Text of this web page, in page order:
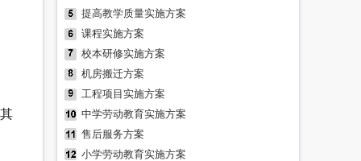
提高教学质量实施方案
课程实施方案
校本研修实施方案
机房搬迁方案
工程项目实施方案
中学劳动教育实施方案
售后服务方案
小学劳动教育实施方案